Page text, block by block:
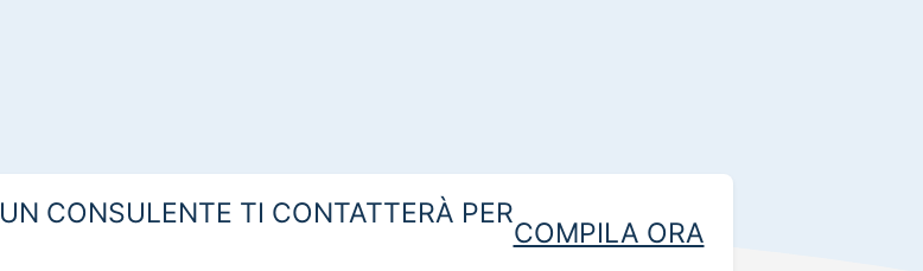
UN CONSULENTE TI CONTATTERÀ PER
COMPILA ORA